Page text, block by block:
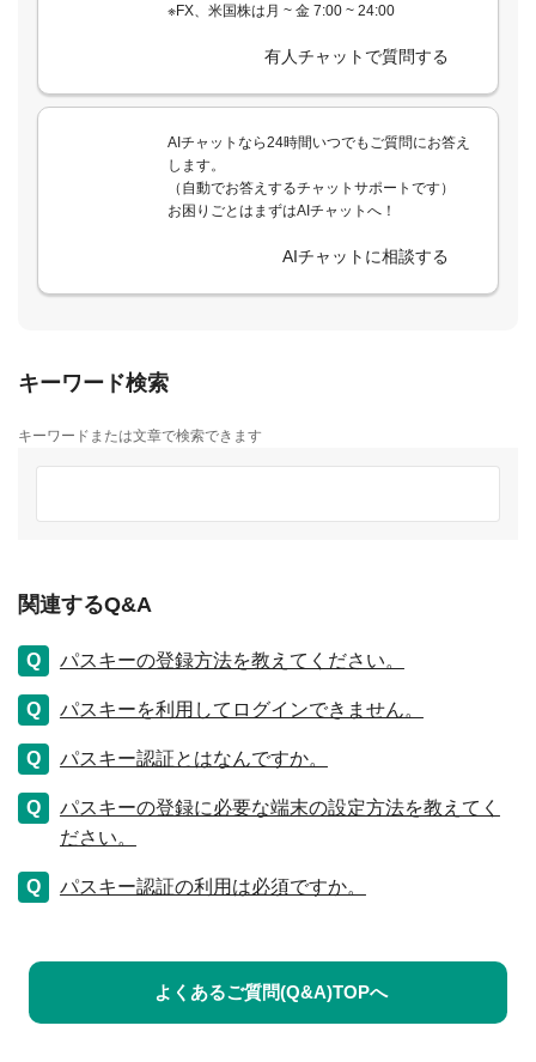
※FX、米国株は月 ~ 金 7:00 ~ 24:00
有人チャットで質問する
AIチャットなら24時間いつでもご質問にお答え
します。
（自動でお答えするチャットサポートです）
お困りごとはまずはAIチャットへ！
AIチャットに相談する
キーワード検索
キーワードまたは文章で検索できます
関連するQ&A
パスキーの登録方法を教えてください。
パスキーを利用してログインできません。
パスキー認証とはなんですか。
パスキーの登録に必要な端末の設定方法を教えてく
ださい。
パスキー認証の利用は必須ですか。
よくあるご質問(Q&A)TOPへ